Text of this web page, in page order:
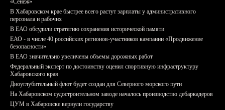
«Сенеж»
В Хабаровском крае быстрее всего растут зарплаты у административного
персонала и рабочих
В ЕАО обсудили стратегию сохранения исторической памяти
ЕАО - в числе 40 российских регионов-участников кампании «Продвижение
безопасности»
В ЕАО значительно увеличены объемы дорожных работ
Федеральный эксперт по достоинству оценил спортивную инфраструктуру
Хабаровского края
Дноуглубительный флот будет создан для Северного морского пути
На Хабаровском судостроительном заводе началось производство дебаркадеров
ЦУМ в Хабаровске вернули государству